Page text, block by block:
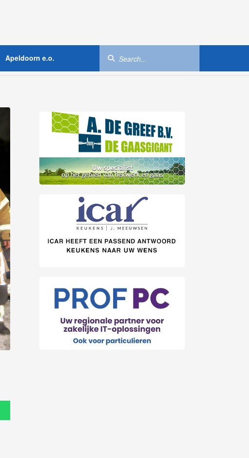
Apeldoorn e.o.